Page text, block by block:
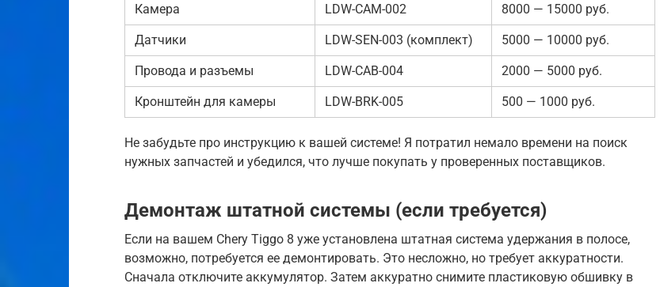
Камера LDW-CAM-002 8000 — 15000 руб.
Датчики LDW-SEN-003 (комплект) 5000 — 10000 руб.
Провода и разъемы LDW-CAB-004 2000 — 5000 руб.
Кронштейн для камеры LDW-BRK-005 500 — 1000 руб.
Не забудьте про инструкцию к вашей системе! Я потратил немало времени на поиск
нужных запчастей и убедился, что лучше покупать у проверенных поставщиков.
Демонтаж штатной системы (если требуется)
Если на вашем Chery Tiggo 8 уже установлена штатная система удержания в полосе,
возможно, потребуется ее демонтировать. Это несложно, но требует аккуратности.
Сначала отключите аккумулятор. Затем аккуратно снимите пластиковую обшивку в